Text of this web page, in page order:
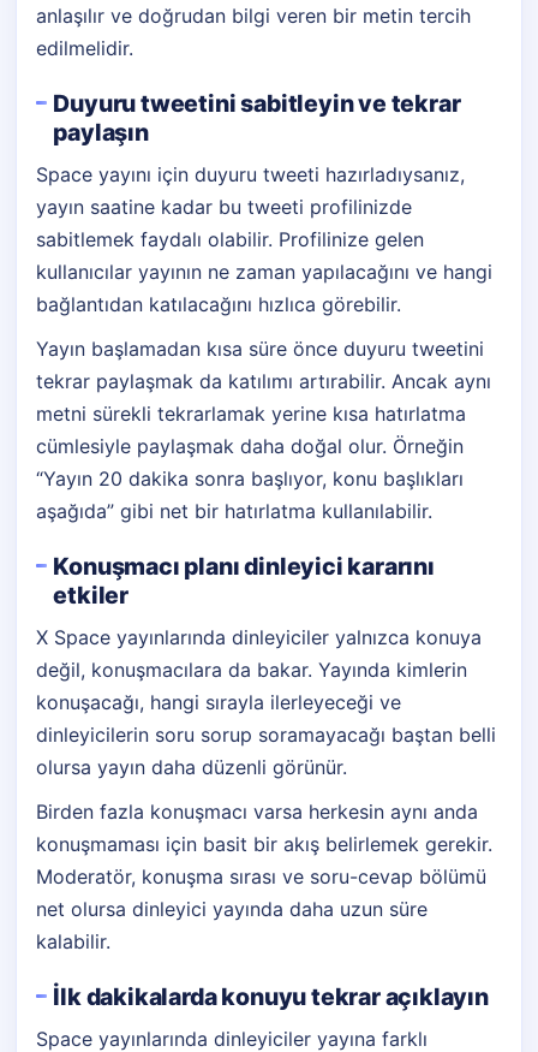
anlaşılır ve doğrudan bilgi veren bir metin tercih
edilmelidir.
Duyuru tweetini sabitleyin ve tekrar
paylaşın
Space yayını için duyuru tweeti hazırladıysanız,
yayın saatine kadar bu tweeti profilinizde
sabitlemek faydalı olabilir. Profilinize gelen
kullanıcılar yayının ne zaman yapılacağını ve hangi
bağlantıdan katılacağını hızlıca görebilir.
Yayın başlamadan kısa süre önce duyuru tweetini
tekrar paylaşmak da katılımı artırabilir. Ancak aynı
metni sürekli tekrarlamak yerine kısa hatırlatma
cümlesiyle paylaşmak daha doğal olur. Örneğin
“Yayın 20 dakika sonra başlıyor, konu başlıkları
aşağıda” gibi net bir hatırlatma kullanılabilir.
Konuşmacı planı dinleyici kararını
etkiler
X Space yayınlarında dinleyiciler yalnızca konuya
değil, konuşmacılara da bakar. Yayında kimlerin
konuşacağı, hangi sırayla ilerleyeceği ve
dinleyicilerin soru sorup soramayacağı baştan belli
olursa yayın daha düzenli görünür.
Birden fazla konuşmacı varsa herkesin aynı anda
konuşmaması için basit bir akış belirlemek gerekir.
Moderatör, konuşma sırası ve soru-cevap bölümü
net olursa dinleyici yayında daha uzun süre
kalabilir.
İlk dakikalarda konuyu tekrar açıklayın
Space yayınlarında dinleyiciler yayına farklı